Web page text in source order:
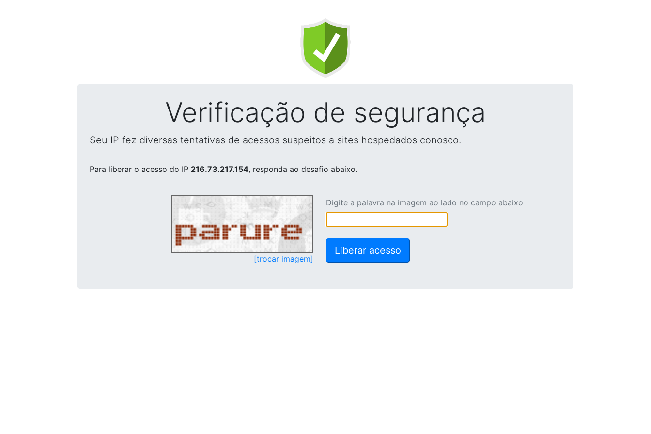
Verificação de segurança
Seu IP fez diversas tentativas de acessos suspeitos a sites hospedados conosco.
Para liberar o acesso do IP 216.73.217.154, responda ao desafio abaixo.
[trocar imagem]
Digite a palavra na imagem ao lado no campo abaixo